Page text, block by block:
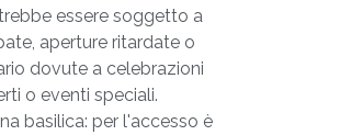
cresciuta fra opere d’arte,
e interpreti internazionali, e
direttrice del Tesoro di San
a Ilaria, ha sviluppato
di scrivere i testi per gli
essere soggetto a
aperture ritardate o
dovute a celebrazioni
o eventi speciali.
basilica: per l'accesso è